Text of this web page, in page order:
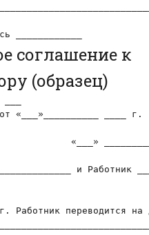
____________
соглашение к
(образец)
«___»__________ ____ г.
«___»
и Работник
переводится на